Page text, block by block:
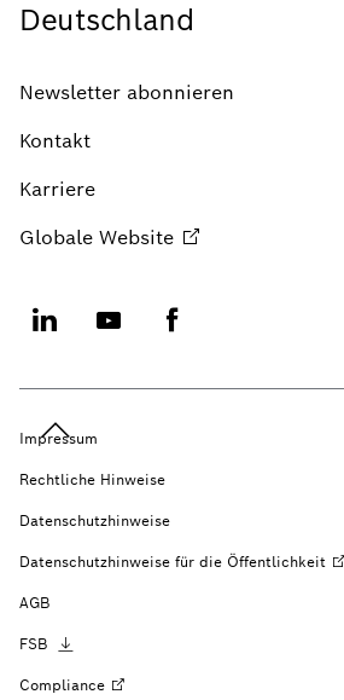
Deutschland
Newsletter abonnieren
Kontakt
Karriere
Globale Website
Impressum
Rechtliche Hinweise
Datenschutzhinweise
Datenschutzhinweise für die Öffentlichkeit
AGB
FSB
Compliance